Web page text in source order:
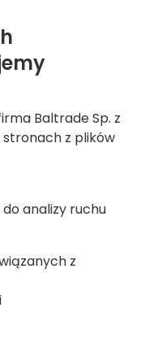
dostępności
Baltrade Sp. z
stronach z plików
analizy ruchu
z